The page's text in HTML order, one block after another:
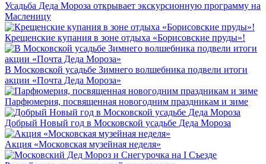
Усадьба Деда Мороза открывает экскурсионную программу на
Масленицу
Крещенские купания в зоне отдыха «Борисовские пруды»!
В Московской усадьбе Зимнего волшебника подвели итоги
акции «Почта Деда Мороза»
Парфюмерия, посвященная новогодним праздникам и зиме
Добрый Новый год в Московской усадьбе Деда Мороза
Акция «Московская музейная неделя»